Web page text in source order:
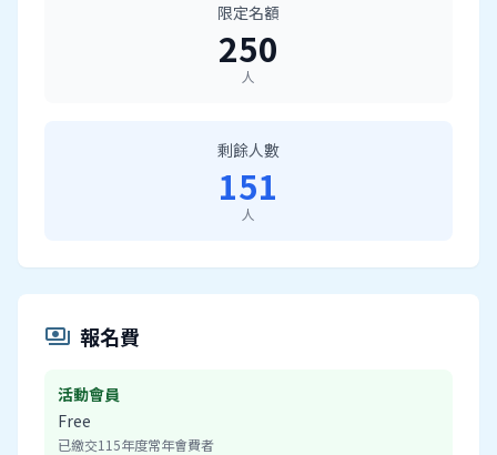
限定名額
250
人
剩餘人數
151
人
payments 報名費
活動會員
Free
已繳交115年度常年會費者